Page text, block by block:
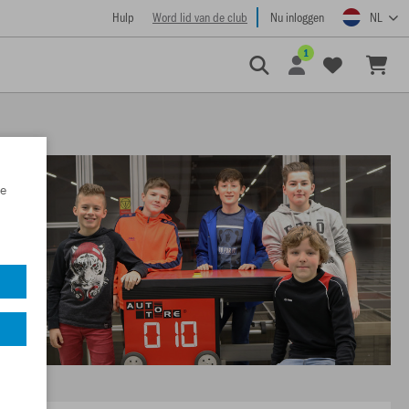
Hulp Word lid van de club Nu inloggen NL
1